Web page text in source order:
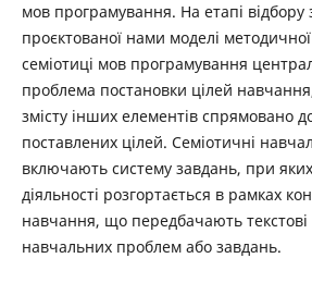
мов програмування. На етапі відбору
проєктованої нами моделі
семіотиці мов програмування
проблема постановки цілей навчання,
змісту інших елементів спрямовано
поставлених цілей. Семіотичні
включають систему завдань, при
діяльності розгортається в рамках
навчання, що передбачають текстові
навчальних проблем або завдань.